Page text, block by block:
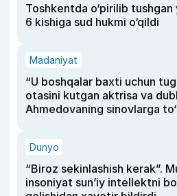
Toshkentda o‘pirilib tushgan
6 kishiga sud hukmi o‘qildi
Madaniyat
“U boshqalar baxti uchun
otasini kutgan aktrisa va
Ahmedovaning sinovlarga
Dunyo
“Biroz sekinlashish kerak”.
insoniyat sun’iy intellektni